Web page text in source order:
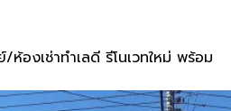
องเช่าทำเลดี รีโนเวทใหม่ พร้อม